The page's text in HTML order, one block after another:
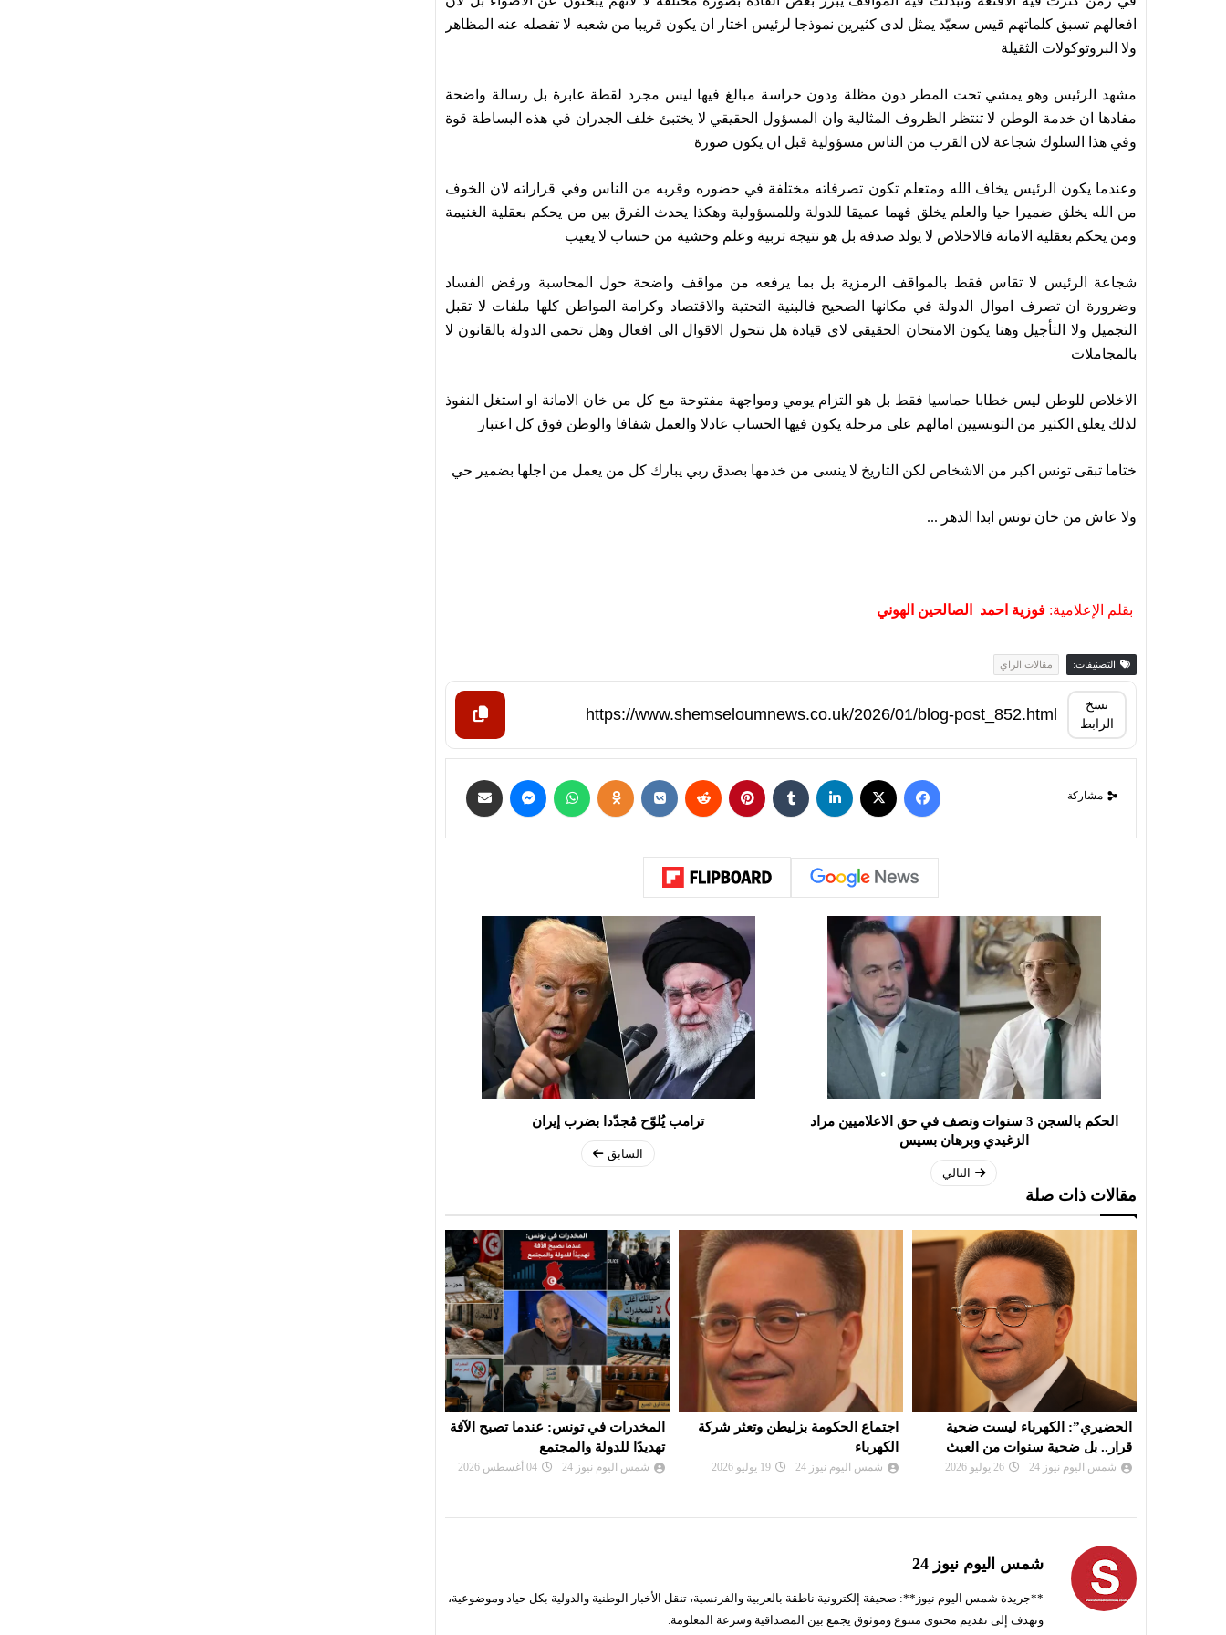
افعالهم تسبق كلماتهم قيس سعيّد يمثل لدى كثيرين نموذجا لرئيس اختار ان يكون قريبا من شعبه لا تفصله عنه المظاهر
ولا البروتوكولات الثقيلة
مشهد الرئيس وهو يمشي تحت المطر دون مظلة ودون حراسة مبالغ فيها ليس مجرد لقطة عابرة بل رسالة واضحة
مفادها ان خدمة الوطن لا تنتظر الظروف المثالية وان المسؤول الحقيقي لا يختبئ خلف الجدران في هذه البساطة قوة
وفي هذا السلوك شجاعة لان القرب من الناس مسؤولية قبل ان يكون صورة
وعندما يكون الرئيس يخاف الله ومتعلم تكون تصرفاته مختلفة في حضوره وقربه من الناس وفي قراراته لان الخوف
من الله يخلق ضميرا حيا والعلم يخلق فهما عميقا للدولة وللمسؤولية وهكذا يحدث الفرق بين من يحكم بعقلية الغنيمة
ومن يحكم بعقلية الامانة فالاخلاص لا يولد صدفة بل هو نتيجة تربية وعلم وخشية من حساب لا يغيب
شجاعة الرئيس لا تقاس فقط بالمواقف الرمزية بل بما يرفعه من مواقف واضحة حول المحاسبة ورفض الفساد
وضرورة ان تصرف اموال الدولة في مكانها الصحيح فالبنية التحتية والاقتصاد وكرامة المواطن كلها ملفات لا تقبل
التجميل ولا التأجيل وهنا يكون الامتحان الحقيقي لاي قيادة هل تتحول الاقوال الى افعال وهل تحمى الدولة بالقانون لا
بالمجاملات
الاخلاص للوطن ليس خطابا حماسيا فقط بل هو التزام يومي ومواجهة مفتوحة مع كل من خان الامانة او استغل النفوذ
لذلك يعلق الكثير من التونسيين امالهم على مرحلة يكون فيها الحساب عادلا والعمل شفافا والوطن فوق كل اعتبار
ختاما تبقى تونس اكبر من الاشخاص لكن التاريخ لا ينسى من خدمها بصدق ربي يبارك كل من يعمل من اجلها بضمير حي
ولا عاش من خان تونس ابدا الدهر ...
بقلم الإعلامية: فوزية احمد الصالحين الهوني
التصنيفات: مقالات الراي
نسخ
الرابط
مشاركة
الحكم بالسجن 3 سنوات ونصف في حق الاعلاميين مراد
الزغيدي وبرهان بسيس
التالي
ترامب يُلوّح مُجدّدا بضرب إيران
السابق
مقالات ذات صلة
اجتماع الحكومة بزليطن وتعثر شركة
الكهرباء
شمس اليوم نيوز 24 19 يوليو 2026
المخدرات في تونس: عندما تصبح الآفة
تهديدًا للدولة والمجتمع
شمس اليوم نيوز 24 04 أغسطس 2026
الحضيري”: الكهرباء ليست ضحية
قرار.. بل ضحية سنوات من العبث
شمس اليوم نيوز 24 26 يوليو 2026
شمس اليوم نيوز 24
**جريدة شمس اليوم نيوز**: صحيفة إلكترونية ناطقة بالعربية والفرنسية، تنقل الأخبار الوطنية والدولية بكل حياد وموضوعية،
وتهدف إلى تقديم محتوى متنوع وموثوق يجمع بين المصداقية وسرعة المعلومة.